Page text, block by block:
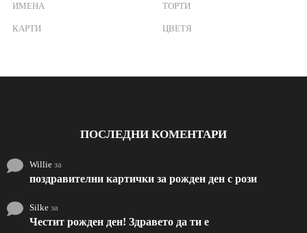
ИМЕНА
КАРТИ
ТОРТИ
ЦВЕТЯ
ПОСЛЕДНИ КОМЕНТАРИ
Willie за
поздравителни картички за рожден ден с рози
Silke за
Честит рожден ден! Здравето да ти е